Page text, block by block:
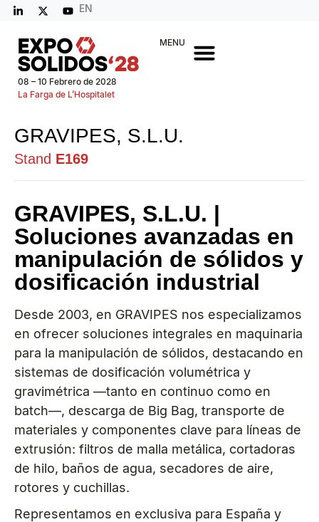
EN
08 – 10 Febrero de 2028
La Farga de L’Hospitalet
MENU
GRAVIPES, S.L.U.
Stand E169
GRAVIPES, S.L.U. |
Soluciones avanzadas en
manipulación de sólidos y
dosificación industrial
Desde 2003, en GRAVIPES nos especializamos
en ofrecer soluciones integrales en maquinaria
para la manipulación de sólidos, destacando en
sistemas de dosificación volumétrica y
gravimétrica —tanto en continuo como en
batch—, descarga de Big Bag, transporte de
materiales y componentes clave para líneas de
extrusión: filtros de malla metálica, cortadoras
de hilo, baños de agua, secadores de aire,
rotores y cuchillas.
Representamos en exclusiva para España y